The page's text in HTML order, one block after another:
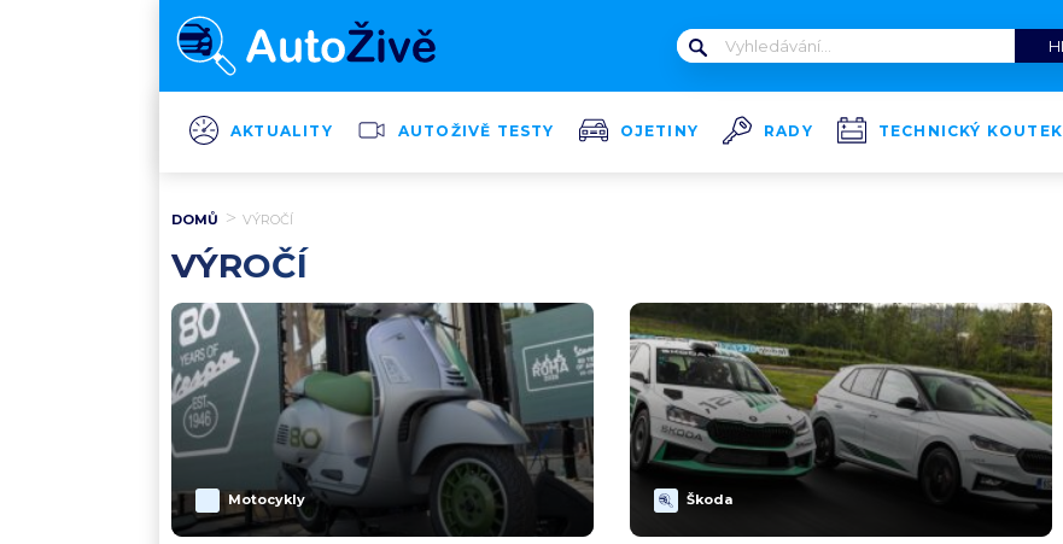
AKTUALITY AUTOŽIVĚ TESTY OJETINY RADY TECHNICKÝ KOUTEK
DOMŮ VÝROČÍ
VÝROČÍ
Motocykly Škoda